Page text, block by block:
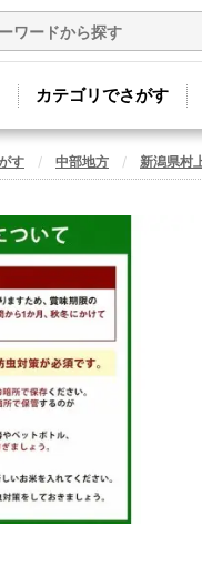
カテゴリでさがす
す 中部地方 新潟県村